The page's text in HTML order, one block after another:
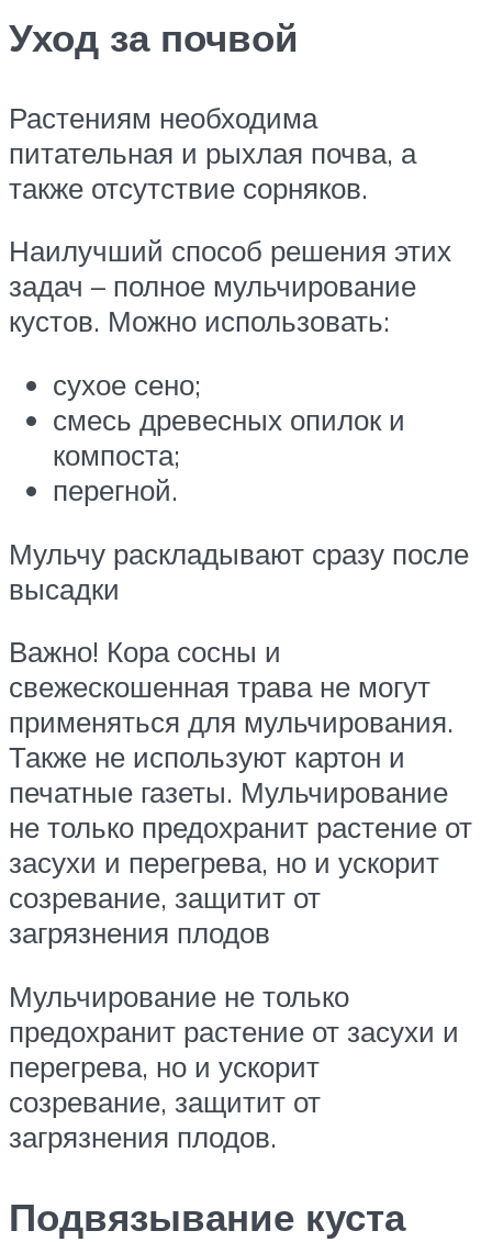
Уход за почвой
Растениям необходима
питательная и рыхлая почва, а
также отсутствие сорняков.
Наилучший способ решения этих
задач – полное мульчирование
кустов. Можно использовать:
сухое сено;
смесь древесных опилок и
компоста;
перегной.
Мульчу раскладывают сразу после
высадки
Важно! Кора сосны и
свежескошенная трава не могут
применяться для мульчирования.
Также не используют картон и
печатные газеты. Мульчирование
не только предохранит растение от
засухи и перегрева, но и ускорит
созревание, защитит от
загрязнения плодов
Мульчирование не только
предохранит растение от засухи и
перегрева, но и ускорит
созревание, защитит от
загрязнения плодов.
Подвязывание куста